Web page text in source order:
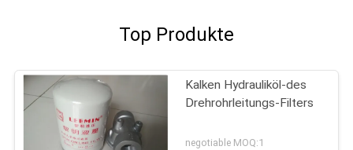
Top Produkte
Kalken Hydrauliköl-des
Drehrohrleitungs-Filters
negotiable MOQ:1